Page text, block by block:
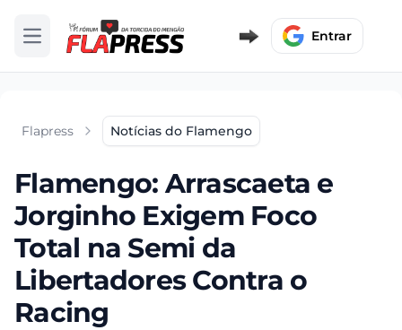
Abrir menu Entrar
Flapress Notícias do Flamengo
Flamengo: Arrascaeta e
Jorginho Exigem Foco
Total na Semi da
Libertadores Contra o
Racing